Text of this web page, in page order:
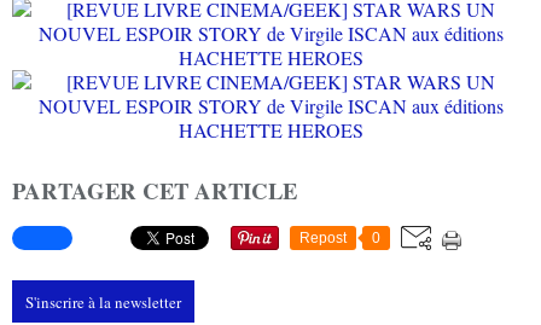
PARTAGER CET ARTICLE
Repost 0
S'inscrire à la newsletter